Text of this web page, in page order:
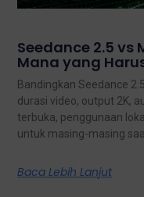
Seedance 2.5 vs
Mana yang
Bandingkan Seedance
durasi video, output 2K,
terbuka, penggunaan
untuk masing-masing
Baca Lebih Lanjut